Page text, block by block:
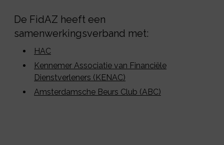
De FidAZ heeft een
samenwerkingsverband met:
HAC
Kennemer Associatie van Financiële
Dienstverleners (KENAC)
Amsterdamsche Beurs Club (ABC)